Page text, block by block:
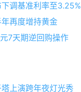
调基准利率至3.25%
再度增持黄金
7天期逆回购操作
上演跨年夜灯光秀